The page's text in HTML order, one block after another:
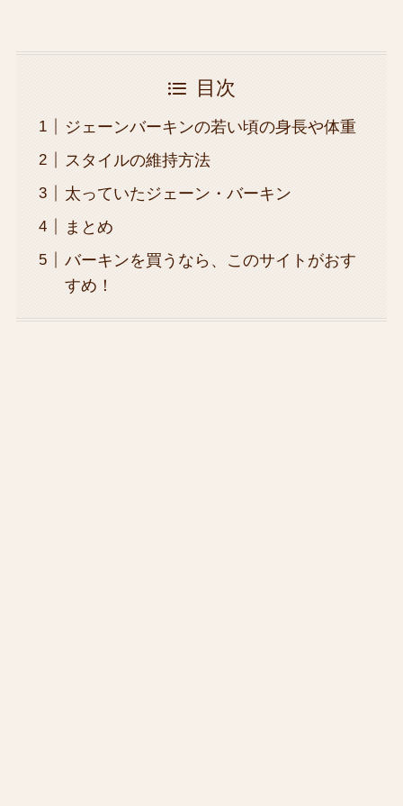
目次
ジェーンバーキンの若い頃の身長や体重
スタイルの維持方法
太っていたジェーン・バーキン
まとめ
バーキンを買うなら、このサイトがおす
すめ！